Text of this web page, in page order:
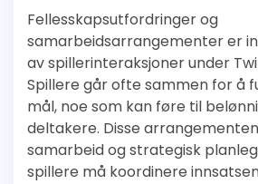
Fellesskapsutfordringer og
samarbeidsarrangementer er
av spillerinteraksjoner under
Spillere går ofte sammen for å
mål, noe som kan føre til
deltakere. Disse
samarbeid og strategisk
spillere må koordinere